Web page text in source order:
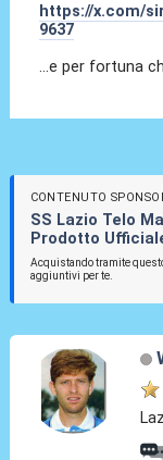
https://x.com/
9637
...e per fortuna
CONTENUTO
SS Lazio Telo
Prodotto
Acquistando tramite
aggiuntivi per te.